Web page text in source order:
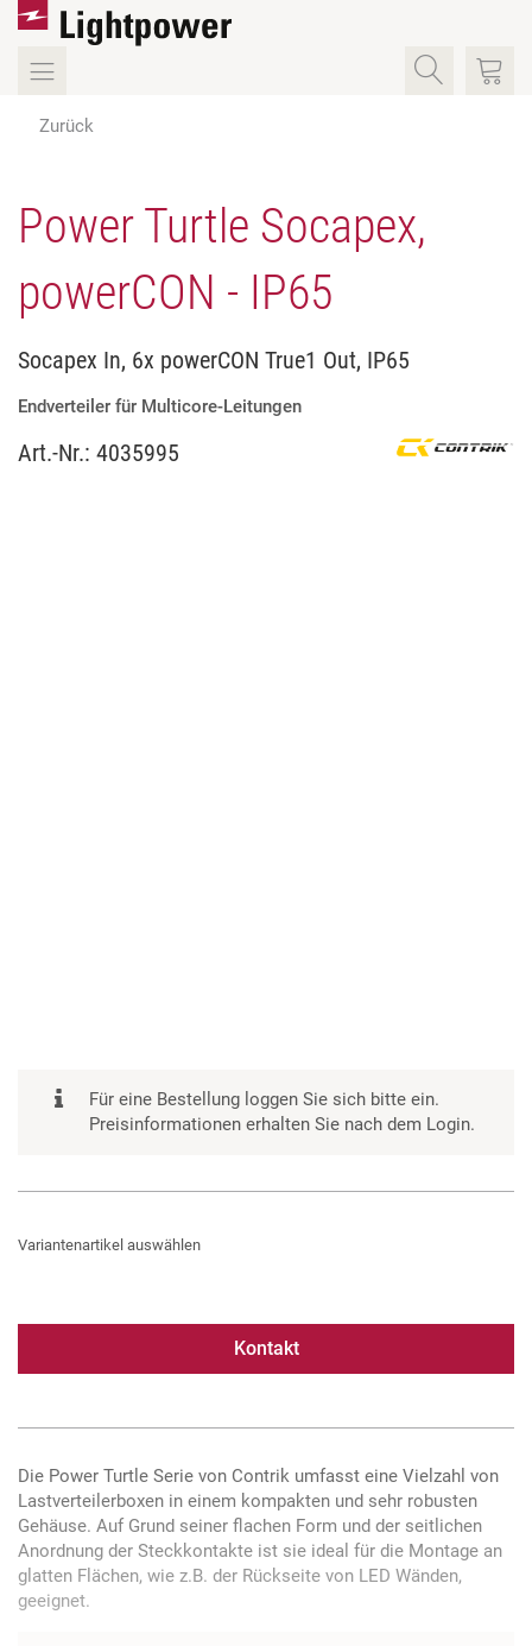
Zurück
Power Turtle Socapex,
powerCON - IP65
Socapex In, 6x powerCON True1 Out, IP65
Endverteiler für Multicore-Leitungen
Art.-Nr.: 4035995
Für eine Bestellung loggen Sie sich bitte ein.
Preisinformationen erhalten Sie nach dem Login.
Variantenartikel auswählen
Kontakt
Die Power Turtle Serie von Contrik umfasst eine Vielzahl von
Lastverteilerboxen in einem kompakten und sehr robusten
Gehäuse. Auf Grund seiner flachen Form und der seitlichen
Anordnung der Steckkontakte ist sie ideal für die Montage an
glatten Flächen, wie z.B. der Rückseite von LED Wänden,
geeignet.